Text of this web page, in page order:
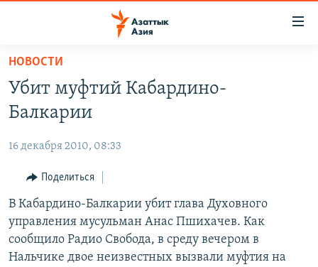
Вернуться
основному
содержанию
навигации
Вернутся
поиску
ЦЕНТРАЛЬНАЯ АЗИЯ
КАЗАХСТАН
УЗБЕКИСТАН
ТАДЖИКИСТАН
ВОЙНА В УКРАИНЕ
НА ДРУГИХ ЯЗЫКАХ
ҚАЗАҚША
КЫРГЫЗЧА
ТОҶИКӢ
Все сайты РСЕ/РС
НОВОСТИ
Убит муфтий Кабардино-
Балкарии
16 декабря 2010, 08:33
Поделиться
В Кабардино-Балкарии убит глава Духовного
управления мусульман Анас Пшихачев. Как
сообщило Радио Свобода, в среду вечером в
Нальчике двое неизвестных вызвали муфтия на